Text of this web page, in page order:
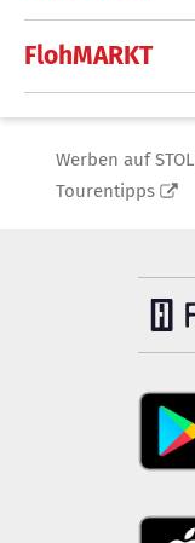
FlohMARKT
Werben auf STOL
Tourentipps